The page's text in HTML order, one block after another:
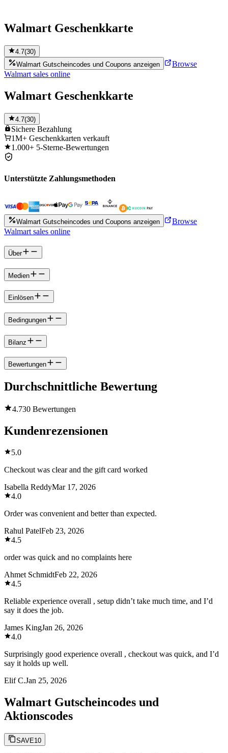
Walmart Geschenkkarte
4.7(30)
Walmart Gutscheincodes und Coupons anzeigen
Browse
Walmart sales online
Walmart Geschenkkarte
4.7(30)
Sichere Bezahlung
1M+ Geschenkkarten verkauft
1.000+ 5-Sterne-Bewertungen
Unterstützte Zahlungsmethoden
Walmart Gutscheincodes und Coupons anzeigen
Browse
Walmart sales online
Über
Medien
Einlösen
Bedingungen
Bilanz
Bewertungen
Durchschnittliche Bewertung
4.730 Bewertungen
Kundenrezensionen
5.0
Checkout was clear and the gift card worked
Isabella ReddyMar 17, 2026
4.0
Order was convenient and better than expected.
Rahul PatelFeb 23, 2026
4.5
order was quick and no complaints here
Ahmet SchmidtFeb 22, 2026
4.5
Reliable experience overall , setup didn’t take much time, and I’d
say it does the job.
James KingJan 26, 2026
4.0
Surprisingly good experience overall , checkout was quick, and I’d
say it holds up well.
Elif C.Jan 25, 2026
Walmart Gutscheincodes und
Aktionscodes
SAVE10